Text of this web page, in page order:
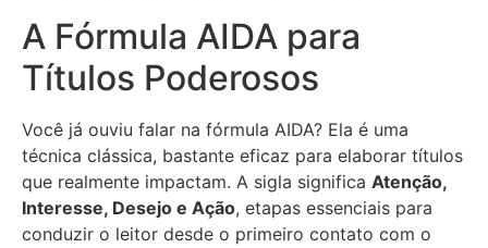
A Fórmula AIDA para
Títulos Poderosos
Você já ouviu falar na fórmula AIDA? Ela é uma
técnica clássica, bastante eficaz para elaborar títulos
que realmente impactam. A sigla significa Atenção,
Interesse, Desejo e Ação, etapas essenciais para
conduzir o leitor desde o primeiro contato com o